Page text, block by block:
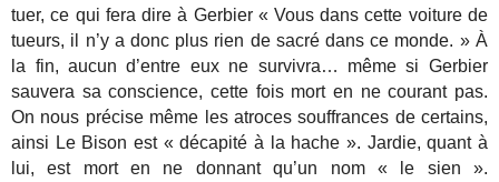
tuer, ce qui fera dire à Gerbier « Vous dans cette voiture de
tueurs, il n’y a donc plus rien de sacré dans ce monde. » À
la fin, aucun d’entre eux ne survivra… même si Gerbier
sauvera sa conscience, cette fois mort en ne courant pas.
On nous précise même les atroces souffrances de certains,
ainsi Le Bison est « décapité à la hache ». Jardie, quant à
lui, est mort en ne donnant qu’un nom « le sien ».